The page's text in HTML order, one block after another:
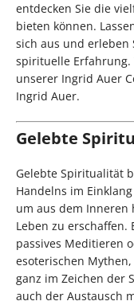
entdecken Sie die
bieten können.
sich aus und erleben
spirituelle
unserer Ingrid Auer
Ingrid Auer.
Gelebte
Gelebte Spiritualität
Handelns im
um aus dem Inneren
Leben zu
passives Meditieren
esoterischen
ganz im Zeichen der
auch der Austausch